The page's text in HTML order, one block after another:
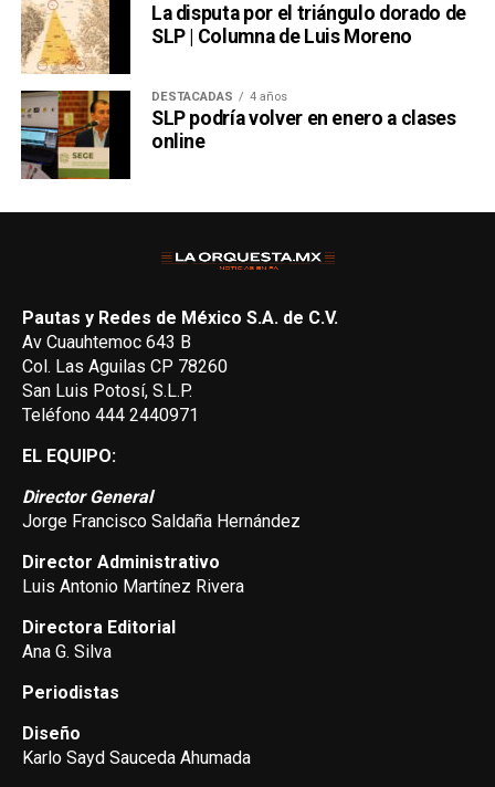
La disputa por el triángulo dorado de
SLP | Columna de Luis Moreno
DESTACADAS 4 años
SLP podría volver en enero a clases
online
Pautas y Redes de México S.A. de C.V.
Av Cuauhtemoc 643 B
Col. Las Aguilas CP 78260
San Luis Potosí, S.L.P.
Teléfono 444 2440971
EL EQUIPO:
Director General
Jorge Francisco Saldaña Hernández
Director Administrativo
Luis Antonio Martínez Rivera
Directora Editorial
Ana G. Silva
Periodistas
Diseño
Karlo Sayd Sauceda Ahumada